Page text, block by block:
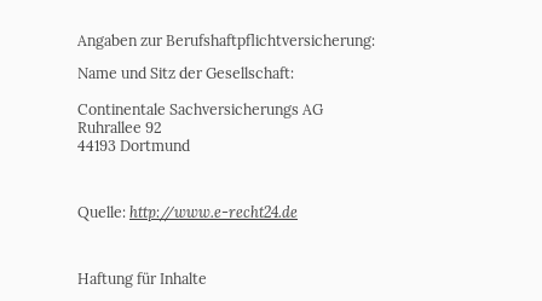
Angaben zur Berufshaftpflichtversicherung:
Name und Sitz der Gesellschaft:
Continentale Sachversicherungs AG
Ruhrallee 92
44193 Dortmund
Quelle: http://www.e-recht24.de
Haftung für Inhalte